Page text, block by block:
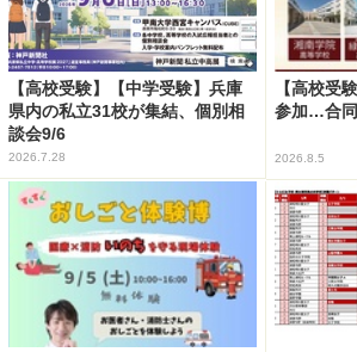
【高校受験】【中学受験】兵庫
県内の私立31校が集結、個別相
談会9/6
2026.7.28
【高校受
参加…合
2026.8.5